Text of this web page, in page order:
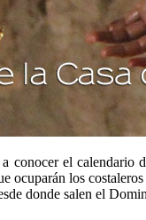
conocer el
ocuparán los costaleros
donde salen el